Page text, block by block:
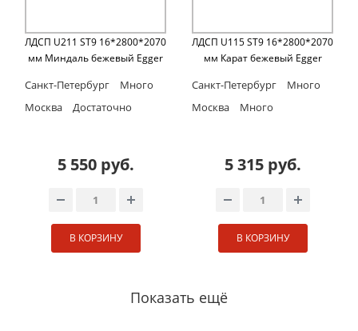
ЛДСП U211 ST9 16*2800*2070
мм Миндаль бежевый Egger
Санкт-Петербург
Много
Москва
Достаточно
5 550 руб.
В КОРЗИНУ
ЛДСП U115 ST9 16*2800*2070
мм Карат бежевый Egger
Санкт-Петербург
Много
Москва
Много
5 315 руб.
В КОРЗИНУ
Показать ещё